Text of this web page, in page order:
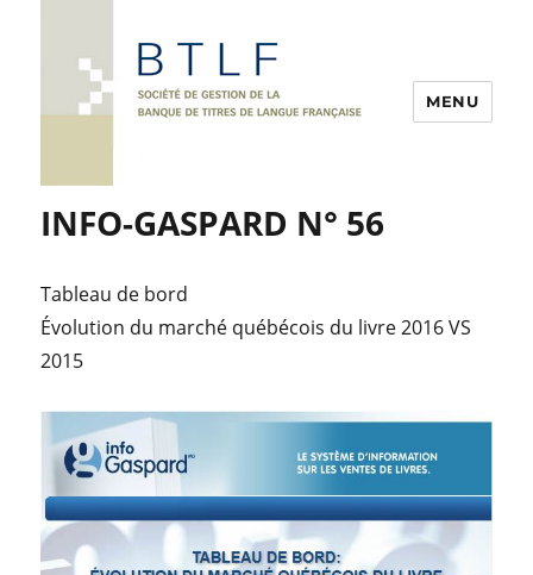
MENU
INFO-GASPARD N° 56
Tableau de bord
Évolution du marché québécois du livre 2016 VS
2015